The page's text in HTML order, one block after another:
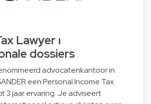
Lawyer ⏐
dossiers
advocatenkantoor in
een Personal Income Tax
3 jaar ervaring. Je adviseert